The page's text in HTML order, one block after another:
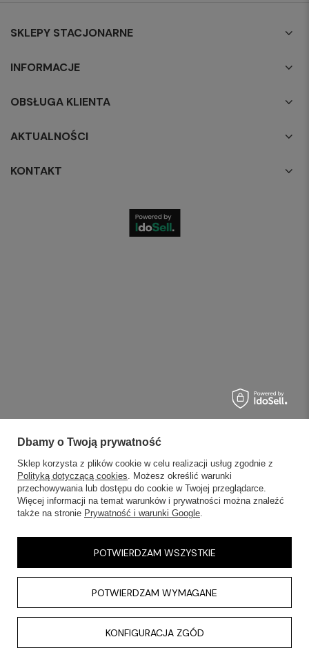
SKLEPY STACJONARNE
INFORMACJE
OBSŁUGA KLIENTA
AKTUALNOŚCI
KONTAKT
Dbamy o Twoją prywatność
Sklep korzysta z plików cookie w celu realizacji usług zgodnie z
Polityką dotyczącą cookies. Możesz określić warunki
przechowywania lub dostępu do cookie w Twojej przeglądarce.
Więcej informacji na temat warunków i prywatności można znaleźć
także na stronie Prywatność i warunki Google.
POTWIERDZAM WYMAGANE
KONFIGURACJA ZGÓD
POTWIERDZAM WSZYSTKIE